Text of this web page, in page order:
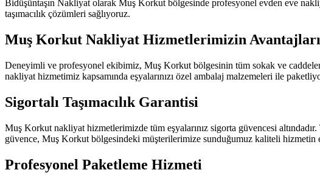
Bidüşüntaşın Nakliyat olarak Muş Korkut bölgesinde profesyonel evden eve
taşımacılık çözümleri sağlıyoruz.
Muş Korkut Nakliyat Hizmetlerimizin Avantajları
Deneyimli ve profesyonel ekibimiz, Muş Korkut bölgesinin tüm sokak ve
nakliyat hizmetimiz kapsamında eşyalarınızı özel ambalaj malzemeleri ile
Sigortalı Taşımacılık Garantisi
Muş Korkut nakliyat hizmetlerimizde tüm eşyalarınız sigorta güvencesi
güvence, Muş Korkut bölgesindeki müşterilerimize sunduğumuz kaliteli hizmetin
Profesyonel Paketleme Hizmeti